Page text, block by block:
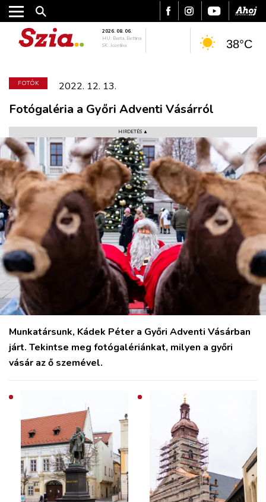
2026. 08. 06.
HU: Berta, Bettina
SK: Jozefína
38°C
FOTÓK 2022. 12. 13.
Fotógaléria a Győri Adventi Vásárról
HIRDETÉS ▲
Munkatársunk, Kádek Péter a Győri Adventi Vásárban
járt. Tekintse meg fotógalériánkat, milyen a győri
vásár az ő szemével.